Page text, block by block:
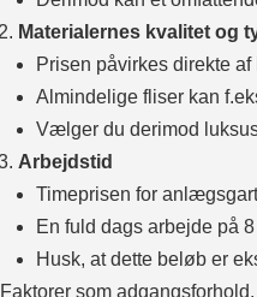
Materialernes kvalitet og
Prisen påvirkes direkte
Almindelige fliser kan
Vælger du derimod
Arbejdstid
Timeprisen for
En fuld dags arbejde på
Husk, at dette beløb er
Faktorer som